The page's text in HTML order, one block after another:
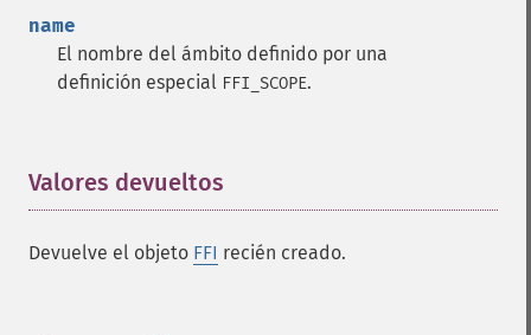
name
El nombre del ámbito definido por una
definición especial FFI_SCOPE.
Valores devueltos
Devuelve el objeto FFI recién creado.